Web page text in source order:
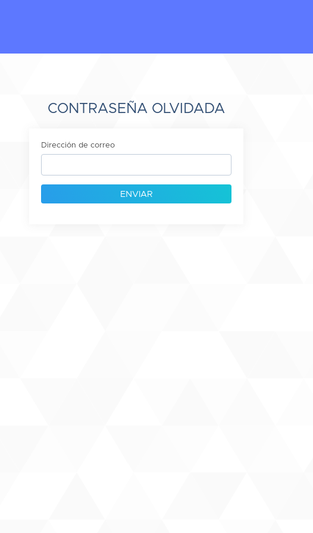
CONTRASEÑA OLVIDADA
Dirección de correo
ENVIAR